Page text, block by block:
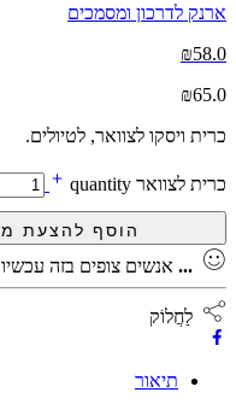
ארנק לדרכון ומסמכים
₪58.0
₪65.0
כרית ויסקו לצוואר, לטיולים.
כרית לצוואר quantity
... אנשים צופים בזה עכשיו
לַחֲלוֹק
תיאור